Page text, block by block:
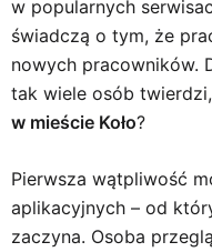
w popularnych
świadczą o tym, że
nowych pracowników.
tak wiele osób
w mieście Koło?
Pierwsza wątpliwość
aplikacyjnych – od
zaczyna. Osoba